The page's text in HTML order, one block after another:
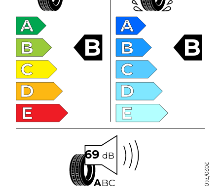
A
B
C
D
E
B
A
B
C
D
E
B
69 dB
ABC 2020/740